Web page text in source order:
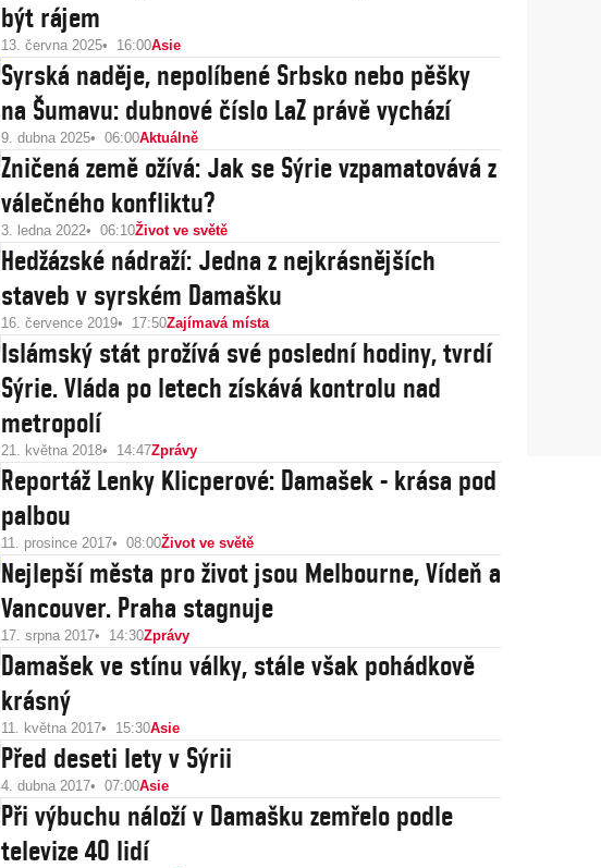
být rájem
13. června 2025 16:00Asie
Syrská naděje, nepolíbené Srbsko nebo pěšky
na Šumavu: dubnové číslo LaZ právě vychází
9. dubna 2025 06:00Aktuálně
Zničená země ožívá: Jak se Sýrie vzpamatovává z
válečného konfliktu?
3. ledna 2022 06:10Život ve světě
Hedžázské nádraží: Jedna z nejkrásnějších
staveb v syrském Damašku
16. července 2019 17:50Zajímavá místa
Islámský stát prožívá své poslední hodiny, tvrdí
Sýrie. Vláda po letech získává kontrolu nad
metropolí
21. května 2018 14:47Zprávy
Reportáž Lenky Klicperové: Damašek - krása pod
palbou
11. prosince 2017 08:00Život ve světě
Nejlepší města pro život jsou Melbourne, Vídeň a
Vancouver. Praha stagnuje
17. srpna 2017 14:30Zprávy
Damašek ve stínu války, stále však pohádkově
krásný
11. května 2017 15:30Asie
Před deseti lety v Sýrii
4. dubna 2017 07:00Asie
Při výbuchu náloží v Damašku zemřelo podle
televize 40 lidí